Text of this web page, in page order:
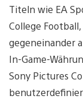
Titeln wie EA
College
gegeneinander
In-Game-
Sony Pictures